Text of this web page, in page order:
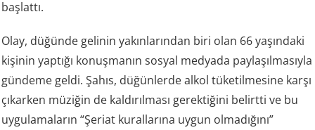
başlattı.
Olay, düğünde gelinin yakınlarından biri olan 66 yaşındaki
kişinin yaptığı konuşmanın sosyal medyada paylaşılmasıyla
gündeme geldi. Şahıs, düğünlerde alkol tüketilmesine karşı
çıkarken müziğin de kaldırılması gerektiğini belirtti ve bu
uygulamaların “Şeriat kurallarına uygun olmadığını”